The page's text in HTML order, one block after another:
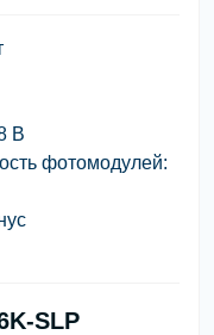
В
фотомодулей:
SLP